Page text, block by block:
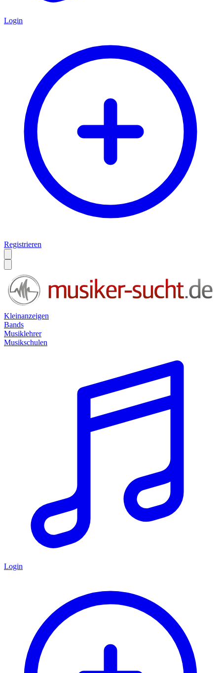
Login
Registrieren
Kleinanzeigen
Bands
Musiklehrer
Musikschulen
Login